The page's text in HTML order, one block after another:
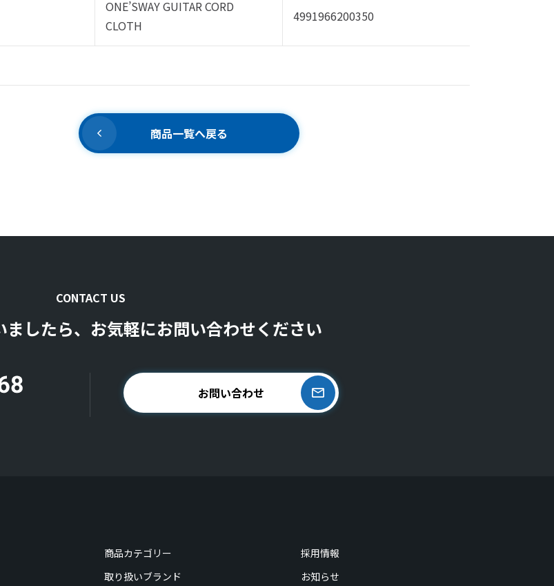
ONE’SWAY GUITAR CORD
CLOTH
4991966200350
商品一覧へ戻る
CONTACT US
ましたら、お気軽にお問い合わせください
お問い合わせ
商品カテゴリー
採用情報
取り扱いブランド
お知らせ